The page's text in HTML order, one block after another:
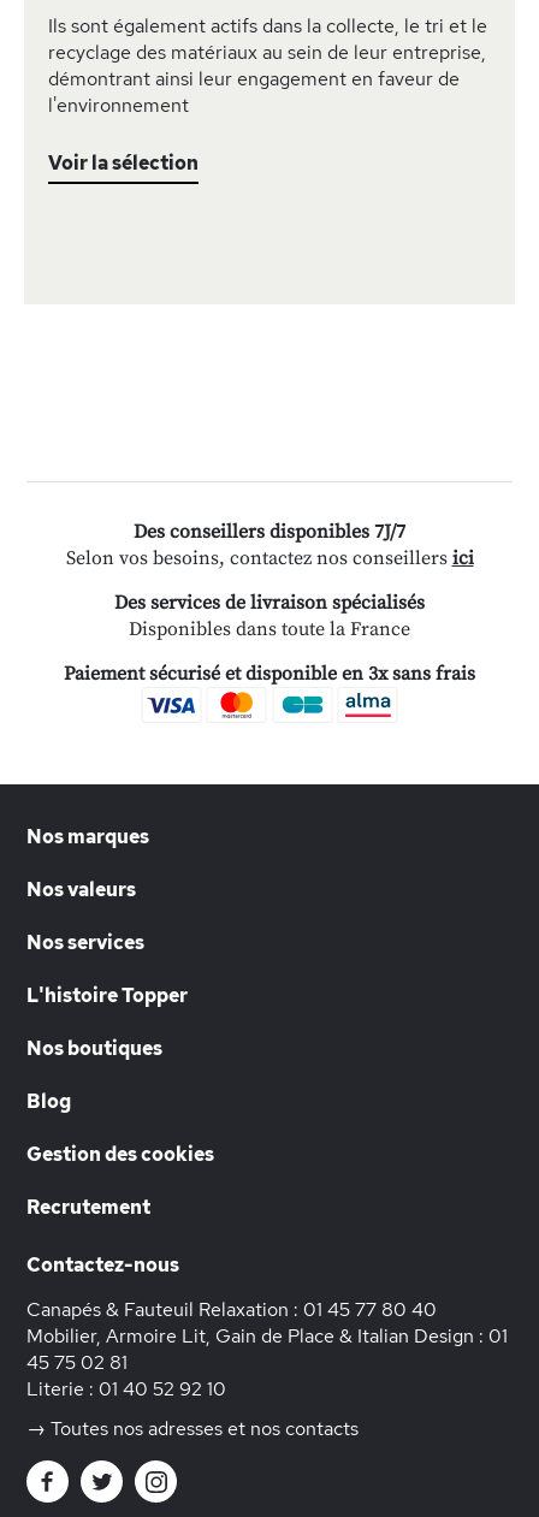
Ils sont également actifs dans la collecte, le tri et le
recyclage des matériaux au sein de leur entreprise,
démontrant ainsi leur engagement en faveur de
l'environnement
Voir la sélection
Des conseillers disponibles 7J/7
Selon vos besoins, contactez nos conseillers ici
Des services de livraison spécialisés
Disponibles dans toute la France
Paiement sécurisé et disponible en 3x sans frais
Nos marques
Nos valeurs
Nos services
L'histoire Topper
Nos boutiques
Blog
Gestion des cookies
Recrutement
Contactez-nous
Canapés & Fauteuil Relaxation : 01 45 77 80 40
Mobilier, Armoire Lit, Gain de Place & Italian Design : 01
45 75 02 81
Literie : 01 40 52 92 10
→ Toutes nos adresses et nos contacts